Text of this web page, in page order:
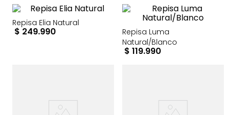
Repisa Elia Natural
$ 249.990
Repisa Luma
Natural/Blanco
$ 119.990